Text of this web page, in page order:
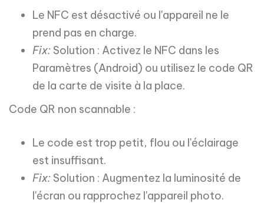
Le NFC est désactivé ou l'appareil ne le
prend pas en charge.
Fix: Solution : Activez le NFC dans les
Paramètres (Android) ou utilisez le code QR
de la carte de visite à la place.
Code QR non scannable :
Le code est trop petit, flou ou l'éclairage
est insuffisant.
Fix: Solution : Augmentez la luminosité de
l'écran ou rapprochez l'appareil photo.